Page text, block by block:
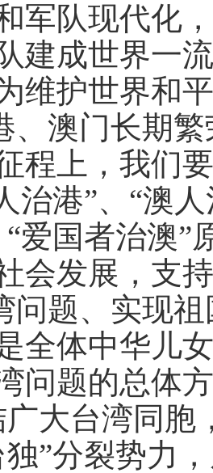
军队现代化
建成世界一
维护世界和
、澳门长期
程上，我们
治港”、“澳
“爱国者治澳
会发展，支
问题、实现
全体中华儿
问题的总体
广大台湾同胞
独”分裂势力